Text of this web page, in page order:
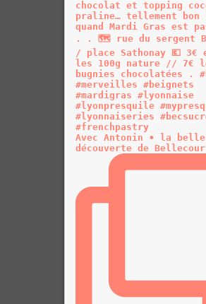
Avec Antonin • la belle
découverte de Bellecour